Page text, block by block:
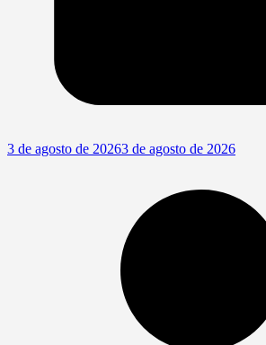
3 de agosto de 20263 de agosto de 2026